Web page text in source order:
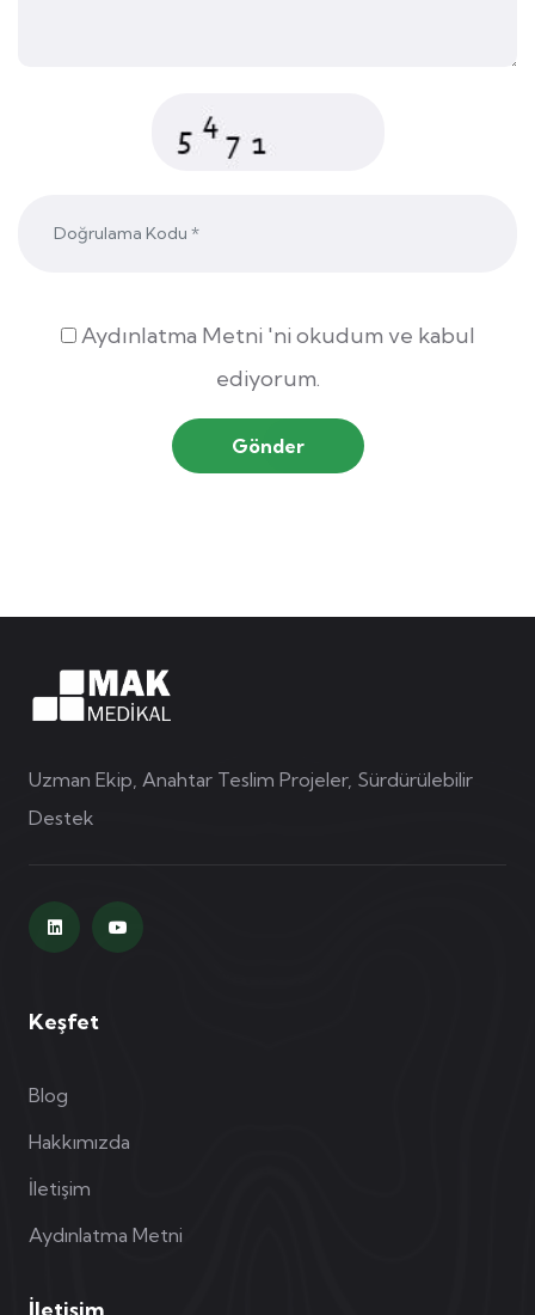
Aydınlatma Metni 'ni okudum ve kabul
ediyorum.
Gönder
Uzman Ekip, Anahtar Teslim Projeler, Sürdürülebilir
Destek
Keşfet
Blog
Hakkımızda
İletişim
Aydınlatma Metni